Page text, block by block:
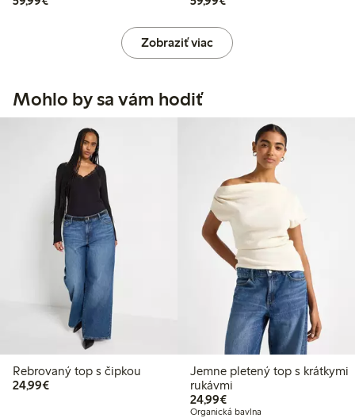
Zobraziť viac
Mohlo by sa vám hodiť
Rebrovaný top s čipkou
24,99€24,99 €
Jemne pletený top s krátkymi
rukávmi
24,99€24,99 €
Organická bavlna